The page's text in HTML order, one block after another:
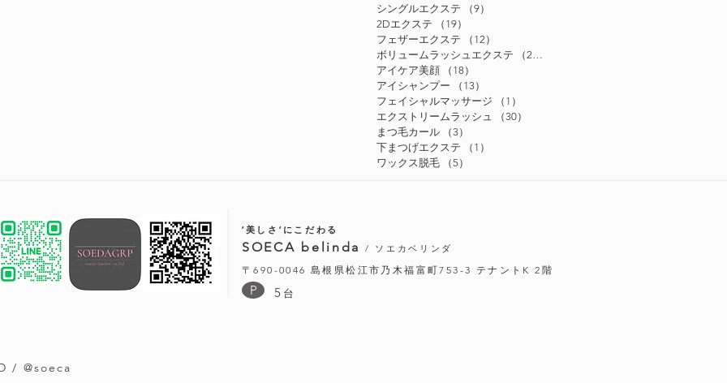
シングルエクステ
（9）
2Dエクステ
（19）
フェザーエクステ
（12）
ボリュームラッシュエクステ
（24）
アイケア美顔
（18）
アイシャンプー
（13）
フェイシャルマッサージ
（1）
エクストリームラッシュ
（30）
まつ毛カール
（3）
下まつげエクステ
（1）
ワックス脱毛
（5）
‘美しさ‘にこだわる
SOECA belinda / ソエカベリンダ
〒690-0046 島根県松江市乃木福富町753-3 テナントK 2階
P 5 台
/ @soeca